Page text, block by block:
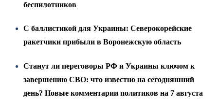
беспилотников
С баллистикой для Украины: Северокорейские
ракетчики прибыли в Воронежскую область
Станут ли переговоры РФ и Украины ключом к
завершению СВО: что известно на сегодняшний
день? Новые комментарии политиков на 7 августа